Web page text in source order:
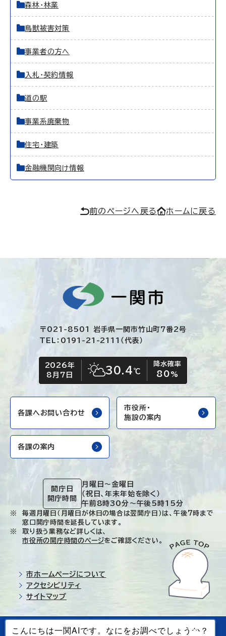
森林・林業
鳥獣被害対策
事業者の方へ
入札・契約情報
道の駅
事業系廃棄物
住宅・建築
金融機関向け情報
前のページへ戻る ホームに戻る
〒021-8501 岩手県一関市竹山町7番2号
TEL：0191-21-2111（代表）
今日の日付
2026年
8月7日
今日の天気
晴れ時々くもり
30.4 ℃
降水確率
80 %
各課へお問い合わせ
市役所・
施設の案内
各課の案内
開庁日
開庁時間
月曜日～金曜日
（祝日、年末年始を除く）
午前8時30分～午後5時15分
毎週月曜日（月曜日が休日の場合は翌開庁日）は、午後7時まで
窓口開庁時間を延長しています。
取り扱う業務など詳しくは、
市役所の開庁時間のページをご確認ください。
市ホームページについて
アクセシビリティ
サイトマップ
© Ichinoseki-city. All rights reserved.